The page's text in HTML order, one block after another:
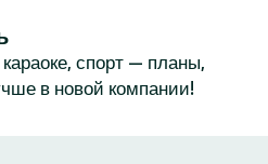
спорт — планы,
в новой компании!